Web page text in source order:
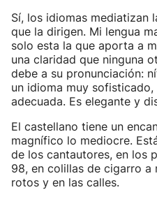
Sí, los idiomas mediatizan
que la dirigen. Mi lengua
solo esta la que aporta a
una claridad que ninguna
debe a su pronunciación:
un idioma muy
adecuada. Es elegante y
El castellano tiene un
magnífico lo mediocre.
de los cantautores, en los
98, en colillas de cigarro a
rotos y en las calles.